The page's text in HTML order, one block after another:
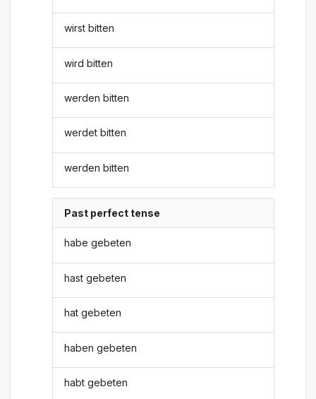
wirst bitten
wird bitten
werden bitten
werdet bitten
werden bitten
Past perfect tense
habe gebeten
hast gebeten
hat gebeten
haben gebeten
habt gebeten